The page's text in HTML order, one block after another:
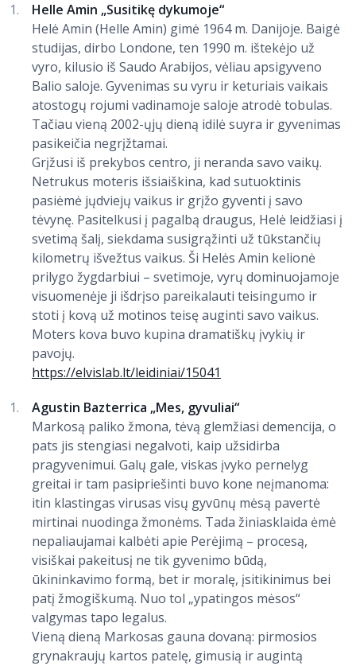
Helle Amin „Susitikę dykumoje“
Helė Amin (Helle Amin) gimė 1964 m. Danijoje. Baigė
studijas, dirbo Londone, ten 1990 m. ištekėjo už
vyro, kilusio iš Saudo Arabijos, vėliau apsigyveno
Balio saloje. Gyvenimas su vyru ir keturiais vaikais
atostogų rojumi vadinamoje saloje atrodė tobulas.
Tačiau vieną 2002-ųjų dieną idilė suyra ir gyvenimas
pasikeičia negrįžtamai.
Grįžusi iš prekybos centro, ji neranda savo vaikų.
Netrukus moteris išsiaiškina, kad sutuoktinis
pasiėmė jųdviejų vaikus ir grįžo gyventi į savo
tėvynę. Pasitelkusi į pagalbą draugus, Helė leidžiasi į
svetimą šalį, siekdama susigrąžinti už tūkstančių
kilometrų išvežtus vaikus. Ši Helės Amin kelionė
prilygo žygdarbiui – svetimoje, vyrų dominuojamoje
visuomenėje ji išdrįso pareikalauti teisingumo ir
stoti į kovą už motinos teisę auginti savo vaikus.
Moters kova buvo kupina dramatiškų įvykių ir
pavojų.
https://elvislab.lt/leidiniai/15041
Agustin Bazterrica „Mes, gyvuliai“
Markosą paliko žmona, tėvą glemžiasi demencija, o
pats jis stengiasi negalvoti, kaip užsidirba
pragyvenimui. Galų gale, viskas įvyko pernelyg
greitai ir tam pasipriešinti buvo kone neįmanoma:
itin klastingas virusas visų gyvūnų mėsą pavertė
mirtinai nuodinga žmonėms. Tada žiniasklaida ėmė
nepaliaujamai kalbėti apie Perėjimą – procesą,
visiškai pakeitusį ne tik gyvenimo būdą,
ūkininkavimo formą, bet ir moralę, įsitikinimus bei
patį žmogiškumą. Nuo tol „ypatingos mėsos“
valgymas tapo legalus.
Vieną dieną Markosas gauna dovaną: pirmosios
grynakraujų kartos patelę, gimusią ir augintą